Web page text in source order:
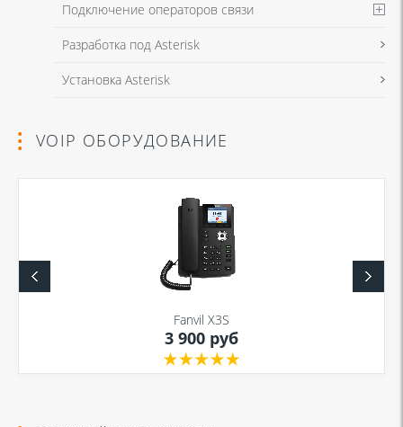
Подключение операторов связи
Разработка под Asterisk
Установка Asterisk
VOIP ОБОРУДОВАНИЕ
Fanvil X3S
3 900 руб